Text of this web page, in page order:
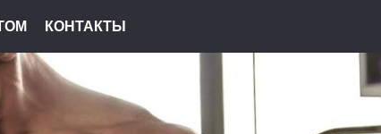
КОНТАКТЫ